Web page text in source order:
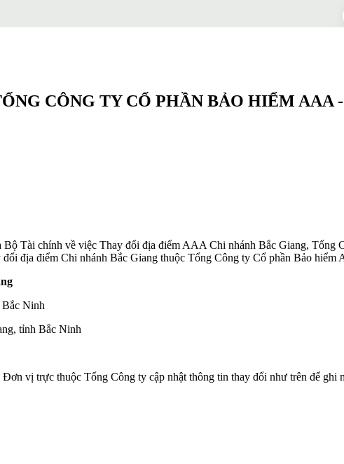
CÔNG TY CỔ PHẦN BẢO HIỂM AAA
Tài chính về việc Thay đổi địa điểm AAA Chi nhánh Bắc Giang, Tổng
địa điểm Chi nhánh Bắc Giang thuộc Tổng Công ty Cổ phần Bảo hiểm
Ninh
tỉnh Bắc Ninh
vị trực thuộc Tổng Công ty cập nhật thông tin thay đổi như trên để ghi